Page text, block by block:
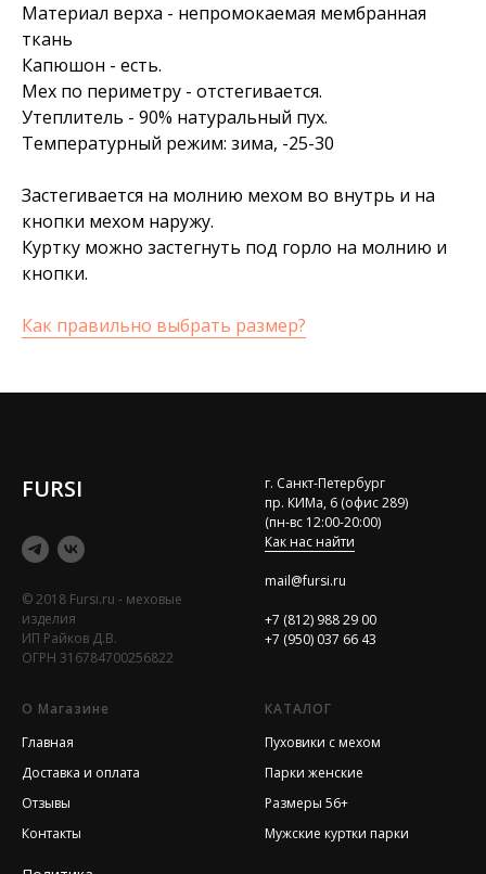
Материал верха - непромокаемая мембранная
ткань
Капюшон - есть.
Мех по периметру - отстегивается.
Утеплитель - 90% натуральный пух.
Температурный режим: зима, -25-30
Застегивается на молнию мехом во внутрь и на
кнопки мехом наружу.
Куртку можно застегнуть под горло на молнию и
кнопки.
Как правильно выбрать размер?
FURSI
© 2018 Fursi.ru - меховые
изделия
ИП Райков Д.В.
ОГРН 316784700256822
г. Санкт-Петербург
пр. КИМа, 6 (офис 289)
(пн-вс 12:00-20:00)
Как нас найти
mail@fursi.ru
+7 (812) 988 29 00
+7 (950) 037 66 43
О Магазине
Главная
Доставка и оплата
Отзывы
Контакты
КАТАЛОГ
Пуховики с мехом
Парки женские
Размеры 56+
Мужские куртки парки